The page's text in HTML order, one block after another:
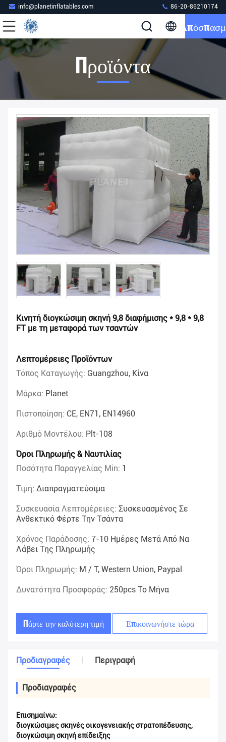
info@planetinflatables.com 86-20-86210174
Προϊόντα
Κινητή διογκώσιμη σκηνή 9,8 διαφήμισης * 9,8 * 9,8
FT με τη μεταφορά των τσαντών
Λεπτομέρειες Προϊόντων
Τόπος Καταγωγής: Guangzhou, Κίνα
Μάρκα: Planet
Πιστοποίηση: CE, EN71, EN14960
Αριθμό Μοντέλου: Plt-108
Όροι Πληρωμής & Ναυτιλίας
Ποσότητα Παραγγελίας Min: 1
Τιμή: Διαπραγματεύσιμα
Συσκευασία Λεπτομέρειες: Συσκευασμένος Σε
Ανθεκτικό Φέρτε Την Τσάντα
Χρόνος Παράδοσης: 7-10 Ημέρες Μετά Από Να
Λάβει Της Πληρωμής
Όροι Πληρωμής: Μ / Τ, Western Union, Paypal
Δυνατότητα Προσφοράς: 250pcs Το Μήνα
Πάρτε την καλύτερη τιμή Επικοινωνήστε τώρα
Προδιαγραφές Περιγραφή
Προδιαγραφές
Επισημαίνω:
διογκώσιμες σκηνές οικογενειακής στρατοπέδευσης,
διογκώσιμη σκηνή επίδειξης